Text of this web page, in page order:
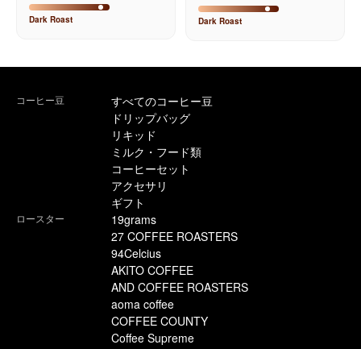
Dark Roast Dark Roast
コーヒー豆
すべてのコーヒー豆
ドリップバッグ
リキッド
ミルク・フード類
コーヒーセット
アクセサリ
ギフト
ロースター
19grams
27 COFFEE ROASTERS
94Celcius
AKITO COFFEE
AND COFFEE ROASTERS
aoma coffee
COFFEE COUNTY
Coffee Supreme